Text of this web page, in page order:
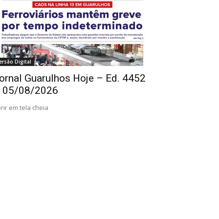
Digital
Guarulhos Hoje – Ed. 4452
05/08/2026
em tela cheia